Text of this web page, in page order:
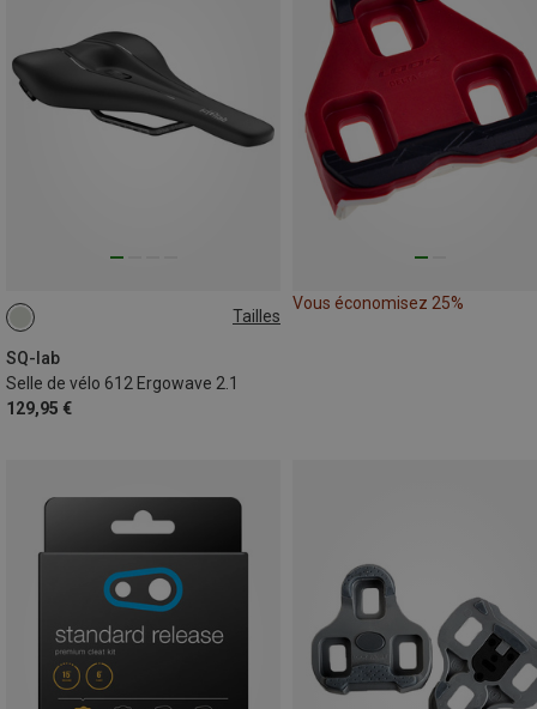
Tailles
SQ-lab
Selle de vélo 612 Ergowave 2.1
129,95 €
16CM
Vous économisez 25%